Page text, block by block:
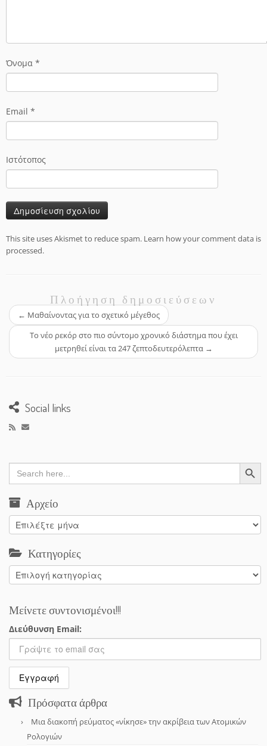
Όνομα *
Email *
Ιστότοπος
This site uses Akismet to reduce spam. Learn how your comment data is
processed.
Πλοήγηση δημοσιεύσεων
← Μαθαίνοντας για το σχετικό μέγεθος
Το νέο ρεκόρ στο πιο σύντομο χρονικό διάστημα που έχει
μετρηθεί είναι τα 247 ζεπτοδευτερόλεπτα →
Social links
Search
for:
Search Button
Αρχείο
Αρχείο
Κατηγορίες
Κατηγορίες
Μείνετε συντονισμένοι!!!
Διεύθυνση Email:
Πρόσφατα άρθρα
Μια διακοπή ρεύματος «νίκησε» την ακρίβεια των Ατομικών
Ρολογιών